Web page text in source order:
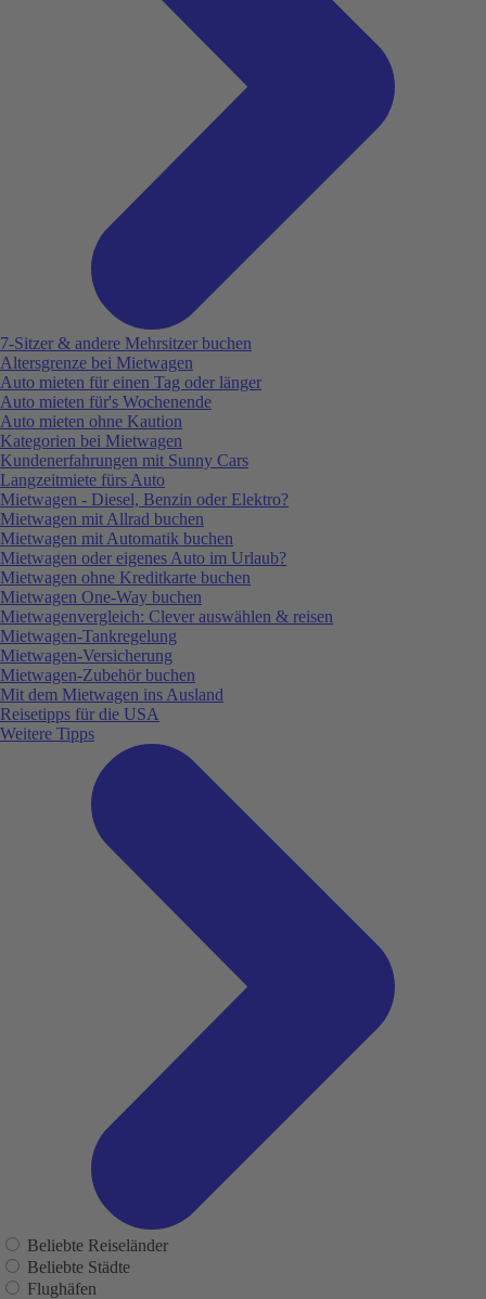
7-Sitzer & andere Mehrsitzer buchen
Altersgrenze bei Mietwagen
Auto mieten für einen Tag oder länger
Auto mieten für's Wochenende
Auto mieten ohne Kaution
Kategorien bei Mietwagen
Kundenerfahrungen mit Sunny Cars
Langzeitmiete fürs Auto
Mietwagen - Diesel, Benzin oder Elektro?
Mietwagen mit Allrad buchen
Mietwagen mit Automatik buchen
Mietwagen oder eigenes Auto im Urlaub?
Mietwagen ohne Kreditkarte buchen
Mietwagen One-Way buchen
Mietwagenvergleich: Clever auswählen & reisen
Mietwagen-Tankregelung
Mietwagen-Versicherung
Mietwagen-Zubehör buchen
Mit dem Mietwagen ins Ausland
Reisetipps für die USA
Weitere Tipps
Beliebte Reiseländer
Beliebte Städte
Flughäfen